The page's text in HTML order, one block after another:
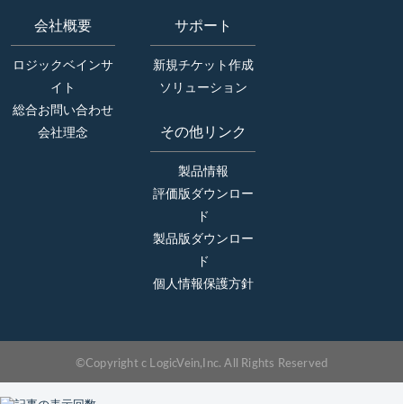
会社概要
ロジックベインサ
イト
総合お問い合わせ
会社理念
サポート
新規チケット作成
ソリューション
その他リンク
製品情報
評価版ダウンロー
ド
製品版ダウンロー
ド
個人情報保護方針
©Copyright c LogicVein,Inc. All Rights Reserved